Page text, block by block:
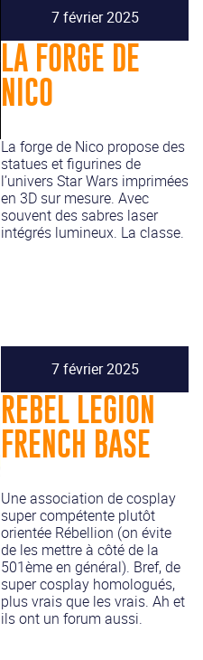
7 février 2025
LA FORGE DE
NICO
La forge de Nico propose des
statues et figurines de
l’univers Star Wars imprimées
en 3D sur mesure. Avec
souvent des sabres laser
intégrés lumineux. La classe.
7 février 2025
REBEL LEGION
FRENCH BASE
Une association de cosplay
super compétente plutôt
orientée Rébellion (on évite
de les mettre à côté de la
501ème en général). Bref, de
super cosplay homologués,
plus vrais que les vrais. Ah et
ils ont un forum aussi.